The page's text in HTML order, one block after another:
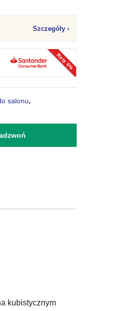
Szczegóły ›
Raty 0%
salonu,
kubistycznym